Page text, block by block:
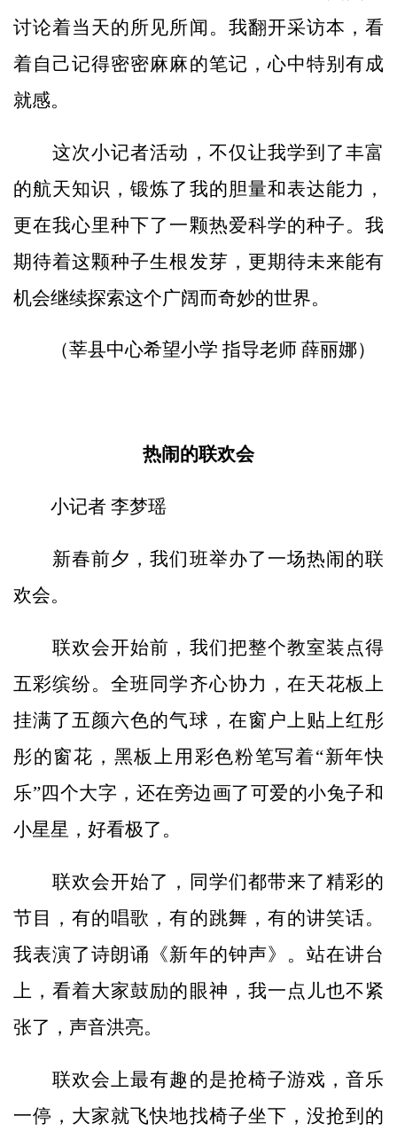
讨论着当天的所见所闻。我翻开采访本，看
着自己记得密密麻麻的笔记，心中特别有成
就感。
这次小记者活动，不仅让我学到了丰富
的航天知识，锻炼了我的胆量和表达能力，
更在我心里种下了一颗热爱科学的种子。我
期待着这颗种子生根发芽，更期待未来能有
机会继续探索这个广阔而奇妙的世界。
（莘县中心希望小学 指导老师 薛丽娜）
热闹的联欢会
小记者 李梦瑶
新春前夕，我们班举办了一场热闹的联
欢会。
联欢会开始前，我们把整个教室装点得
五彩缤纷。全班同学齐心协力，在天花板上
挂满了五颜六色的气球，在窗户上贴上红彤
彤的窗花，黑板上用彩色粉笔写着“新年快
乐”四个大字，还在旁边画了可爱的小兔子和
小星星，好看极了。
联欢会开始了，同学们都带来了精彩的
节目，有的唱歌，有的跳舞，有的讲笑话。
我表演了诗朗诵《新年的钟声》。站在讲台
上，看着大家鼓励的眼神，我一点儿也不紧
张了，声音洪亮。
联欢会上最有趣的是抢椅子游戏，音乐
一停，大家就飞快地找椅子坐下，没抢到的